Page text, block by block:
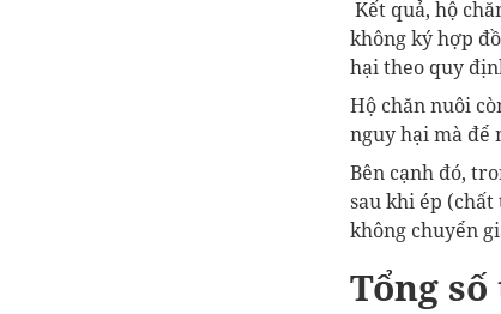
Kết quả, hộ
không ký hợp
hại theo quy
Hộ chăn nuôi
nguy hại mà để
Bên cạnh đó,
sau khi ép
không chuyển
Tổng